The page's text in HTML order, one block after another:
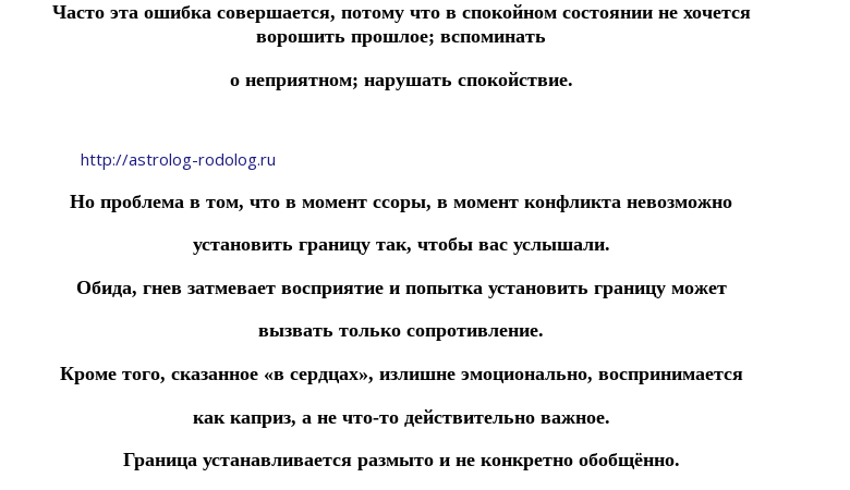
Часто эта ошибка совершается, потому что в спокойном состоянии не хочется
ворошить прошлое; вспоминать
о неприятном; нарушать спокойствие.
http://astrolog-rodolog.ru
Но проблема в том, что в момент ссоры, в момент конфликта невозможно
установить границу так, чтобы вас услышали.
Обида, гнев затмевает восприятие и попытка установить границу может
вызвать только сопротивление.
Кроме того, сказанное «в сердцах», излишне эмоционально, воспринимается
как каприз, а не что-то действительно важное.
Граница устанавливается размыто и не конкретно обобщённо.